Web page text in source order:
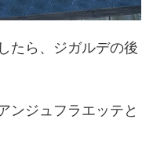
たら、ジガルデの後
ンジュフラエッテと